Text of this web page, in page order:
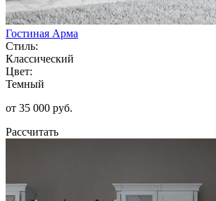
Гостиная Арма
Стиль:
Классический
Цвет:
Темный
от 35 000 руб.
Рассчитать